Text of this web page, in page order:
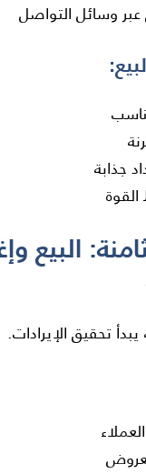
وسائل التواصل
جذابة
القوة
البيع
تحقيق الإيرادات.